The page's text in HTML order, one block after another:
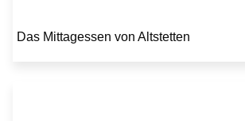
Das Mittagessen von Altstetten